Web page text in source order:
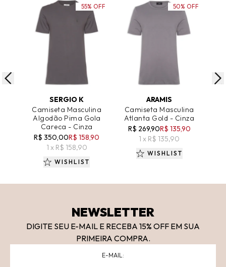
ADICIONAR AO CARRINHO
SERGIO K
Camiseta Masculina
Algodão Pima Gola
Careca - Cinza
R$ 350,00R$ 158,90
1 x R$ 158,90
55% OFF
WISHLIST
ADICIONAR AO CARRINHO
ARAMIS
Camiseta Masculina
Atlanta Gold - Cinza
R$ 269,90R$ 135,90
1 x R$ 135,90
50% OFF
WISHLIST
NEWSLETTER
DIGITE SEU E-MAIL E RECEBA 15% OFF EM SUA
PRIMEIRA COMPRA.